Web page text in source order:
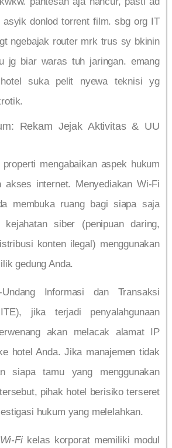
donlod torrent film. sbg org IT
ngebajak router mrk trus sy bkinin
jg biar waras tuh jaringan. emang
hotel suka pelit nyewa teknisi yg
Rekam Jejak Aktivitas & UU
mengabaikan aspek hukum
akses internet. Menyediakan Wi-Fi
membuka ruang bagi siapa saja
kejahatan siber (penipuan daring,
konten ilegal) menggunakan
gedung Anda.
Undang Informasi dan Transaksi
jika terjadi penyalahgunaan
akan melacak alamat IP
hotel Anda. Jika manajemen tidak
siapa tamu yang menggunakan
pihak hotel berisiko terseret
hukum yang melelahkan.
Fikelas korporat memiliki modul